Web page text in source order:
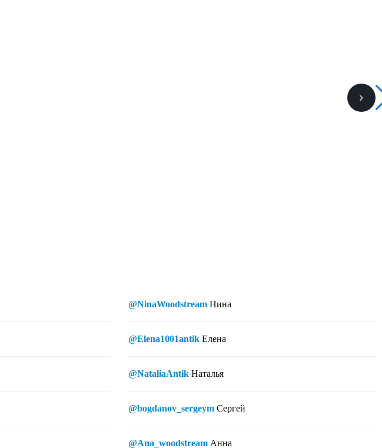
@NinaWoodstream Нина
@Elena1001antik Елена
@NataliaAntik Наталья
@bogdanov_sergeym Сергей
@Ana_woodstream Анна